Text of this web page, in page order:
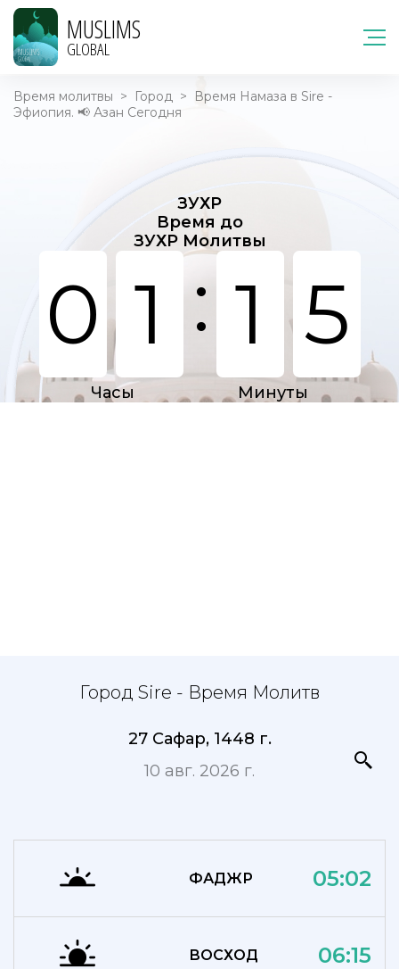
MUSLIMS
GLOBAL
Время молитвы > Город >
Время Намаза в Sire -
Эфиопия. 📢 Азан Сегодня
ЗУХР
Время до
ЗУХР Молитвы
0 1 : 1 5
Часы Минуты
Город Sire - Время Молитв
27 Сафар, 1448 г.
10 авг. 2026 г.
ФАДЖР 05:02
ВОСХОД 06:15